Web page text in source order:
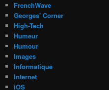
FrenchWave
Georges' Corner
High-Tech
Humeur
Humour
Images
Informatique
Internet
iOS